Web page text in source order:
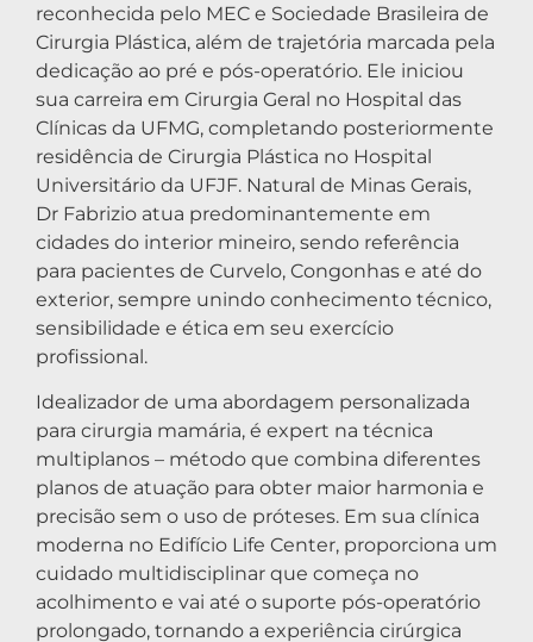
reconhecida pelo MEC e Sociedade Brasileira de
Cirurgia Plástica, além de trajetória marcada pela
dedicação ao pré e pós-operatório. Ele iniciou
sua carreira em Cirurgia Geral no Hospital das
Clínicas da UFMG, completando posteriormente
residência de Cirurgia Plástica no Hospital
Universitário da UFJF. Natural de Minas Gerais,
Dr Fabrizio atua predominantemente em
cidades do interior mineiro, sendo referência
para pacientes de Curvelo, Congonhas e até do
exterior, sempre unindo conhecimento técnico,
sensibilidade e ética em seu exercício
profissional.
Idealizador de uma abordagem personalizada
para cirurgia mamária, é expert na técnica
multiplanos – método que combina diferentes
planos de atuação para obter maior harmonia e
precisão sem o uso de próteses. Em sua clínica
moderna no Edifício Life Center, proporciona um
cuidado multidisciplinar que começa no
acolhimento e vai até o suporte pós-operatório
prolongado, tornando a experiência cirúrgica